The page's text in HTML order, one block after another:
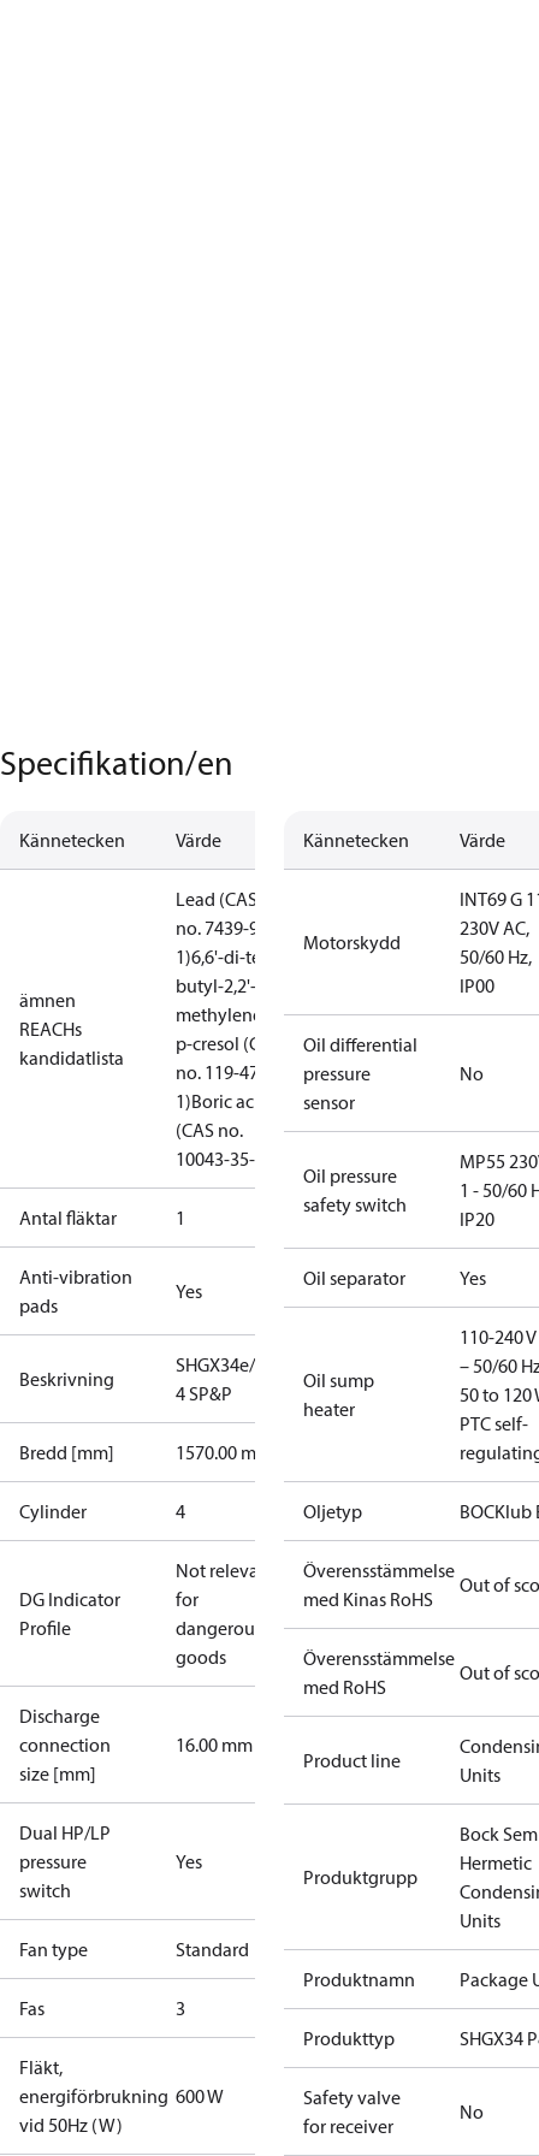
Specifikation/en
Kännetecken Värde
ämnen
REACHs
kandidatlista
Lead (CAS
no. 7439-92-
1)6,6'-di-tert-
butyl-2,2'-
methylenedi-
p-cresol (CAS
no. 119-47-
1)Boric acid
(CAS no.
10043-35-3)
Antal fläktar 1
Anti-vibration
pads
Yes
Beskrivning
SHGX34e/255-
4 SP&P
Bredd [mm] 1570.00 mm
Cylinder 4
DG Indicator
Profile
Not relevant
for
dangerous
goods
Discharge
connection
size [mm]
16.00 mm
Dual HP/LP
pressure
switch
Yes
Fan type Standard
Fas 3
Fläkt,
energiförbrukning
vid 50Hz (W)
600 W
Kännetecken Värde
Motorskydd
INT69 G
230V AC,
50/60 Hz,
IP00
Oil differential
pressure
sensor
No
Oil pressure
safety switch
MP55
1 - 50/60
IP20
Oil separator Yes
Oil sump
heater
110-240
– 50/60
50 to 120
PTC self-
Oljetyp BOCKlub
Överensstämmelse
med Kinas RoHS
Out of
Överensstämmelse
med RoHS
Out of
Product line
Units
Produktgrupp
Bock
Hermetic
Units
Produktnamn Package
Produkttyp SHGX34
Safety valve
for receiver
No